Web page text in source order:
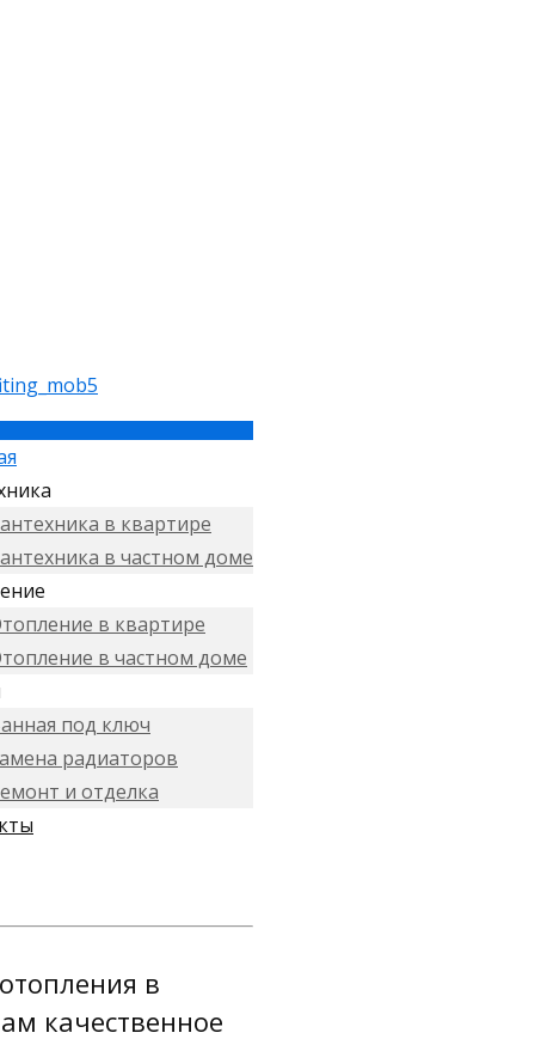
в квартире
в частном доме
в квартире
в частном доме
под ключ
радиаторов
и отделка
в
качественное